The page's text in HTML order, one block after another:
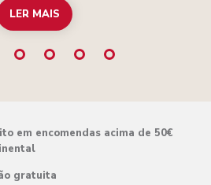
LER MAIS
em encomendas acima de 50€
gratuita